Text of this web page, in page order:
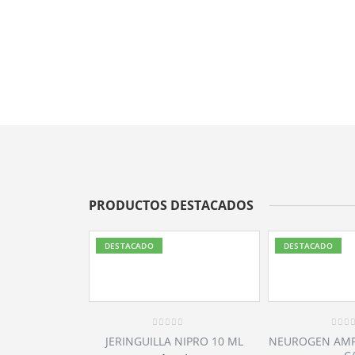
PRODUCTOS DESTACADOS
DESTACADO
out
NEUROGEN AMPOLLAS X10 3ML
DESTACADO
out
CEMIN 500MG